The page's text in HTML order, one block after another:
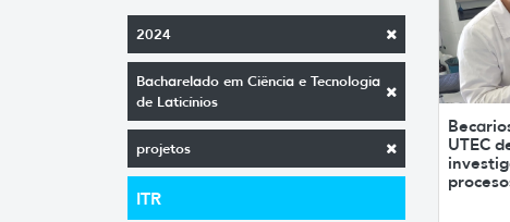
2024
Bacharelado em Ciência e Tecnologia
de Laticínios
projetos
ITR
UTEC